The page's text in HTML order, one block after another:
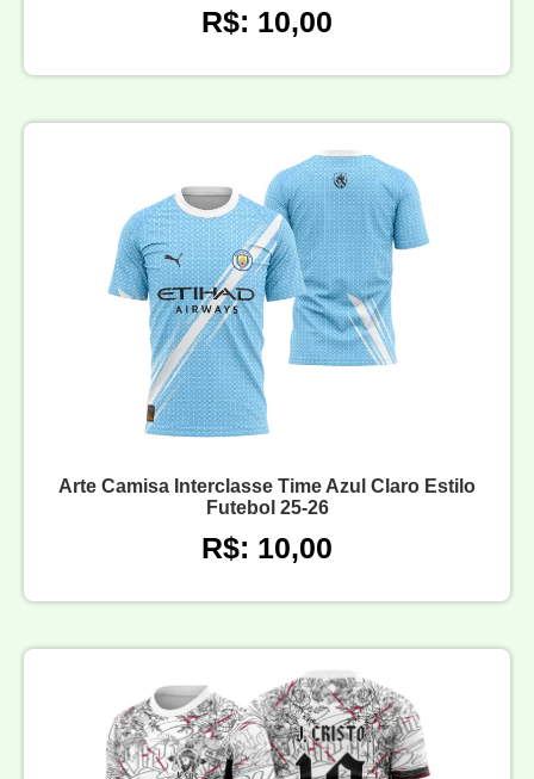
R$: 10,00
Arte Camisa Interclasse Time Azul Claro Estilo
Futebol 25-26
R$: 10,00